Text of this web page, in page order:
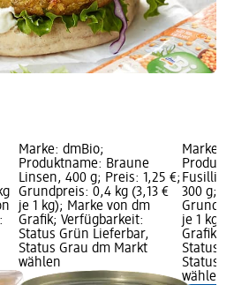
Marke: dmBio;
Produktname: Braune
Linsen, 400 g; Preis: 1,25 €;
Grundpreis: 0,4 kg (3,13 €
je 1 kg); Marke von dm
Grafik; Verfügbarkeit:
Status Grün Lieferbar,
Status Grau dm Markt
wählen
Marke:
Fusilli
300 g;
je 1 kg);
Grafik;
Status
Status
wählen